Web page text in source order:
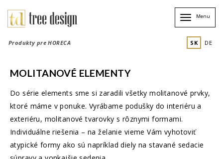
Toggle
Menu
Produkty pre HORECA SK DE
MOLITANOVÉ ELEMENTY
Do série elements sme si zaradili všetky molitanové prvky,
ktoré máme v ponuke. Vyrábame podušky do interiéru a
exteriéru, molitanové tvarovky s rôznymi formami.
Individuálne riešenia – na želanie vieme Vám vyhotoviť
atypické formy ako sú napríklad diely na stavané sedacie